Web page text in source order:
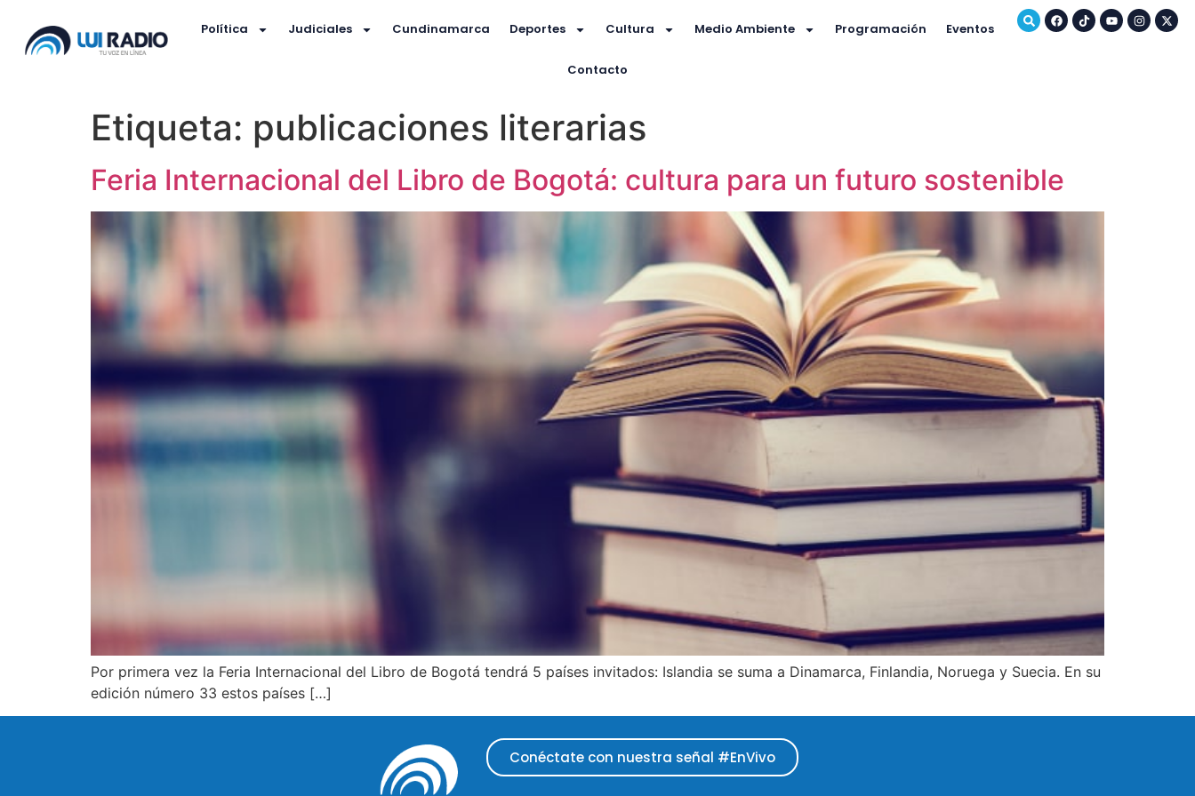
Política Judiciales Cundinamarca Deportes Cultura Medio Ambiente Programación Eventos
Contacto
Etiqueta: publicaciones literarias
Feria Internacional del Libro de Bogotá: cultura para un futuro sostenible
Por primera vez la Feria Internacional del Libro de Bogotá tendrá 5 países invitados: Islandia se suma a Dinamarca, Finlandia, Noruega y Suecia. En su
edición número 33 estos países […]
Conéctate con nuestra señal #EnVivo